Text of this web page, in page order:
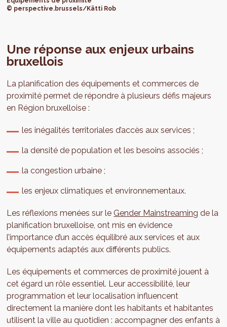
© perspective.brussels/Kätti Rob
Une réponse aux enjeux urbains
bruxellois
La planification des équipements et commerces de
proximité permet de répondre à plusieurs défis majeurs
en Région bruxelloise :
les inégalités territoriales d’accès aux services ;
la densité de population et les besoins associés ;
la congestion urbaine ;
les enjeux climatiques et environnementaux.
Les réflexions menées sur le Gender Mainstreaming de la
planification bruxelloise, ont mis en évidence
l’importance d’un accès équilibré aux services et aux
équipements adaptés aux différents publics.
Les équipements et commerces de proximité jouent à
cet égard un rôle essentiel. Leur accessibilité, leur
programmation et leur localisation influencent
directement la manière dont les habitants et habitantes
utilisent la ville au quotidien : accompagner des enfants à